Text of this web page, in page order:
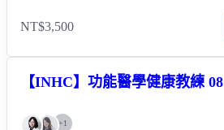
NT$3,500
【INHC】功能醫學健康教練 08
+1